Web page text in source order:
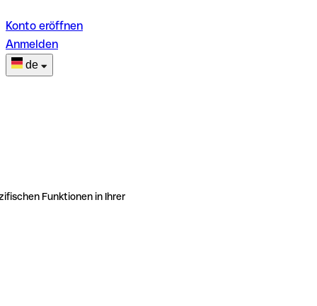
Konto eröffnen
Anmelden
de
Funktionen in Ihrer